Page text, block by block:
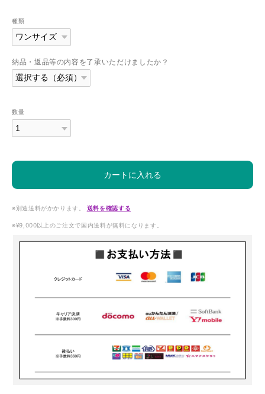
種類
納品・返品等の内容を了承いただけましたか？
数量
カートに入れる
※別途送料がかかります。 送料を確認する
※¥9,000以上のご注文で国内送料が無料になります。